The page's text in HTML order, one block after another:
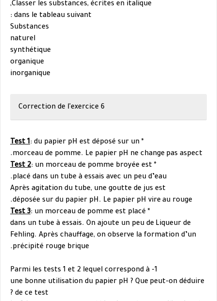
Classer les substances, écrites en italique,
dans le tableau suivant :
Substances
naturel
synthétique
organique
inorganique
Correction de l'exercice 6
*
Test 1: du papier pH est déposé sur un
morceau de pomme. Le papier pH ne change pas aspect.
*
Test 2: un morceau de pomme broyée est
placé dans un tube à essais avec un peu d’eau.
Après agitation du tube, une goutte de jus est
déposée sur du papier pH. Le papier pH vireau rouge.
*
Test 3: un morceau de pomme est placé
dans un tube à essais. On ajoute un peu de Liqueur de
Fehling. Après chauffage, on observe la formation d’un
précipité rouge brique.
1- Parmi les tests 1 et 2 lequel correspond à
une bonne utilisation du papier pH ? Que peut-on déduire
de ce test ?